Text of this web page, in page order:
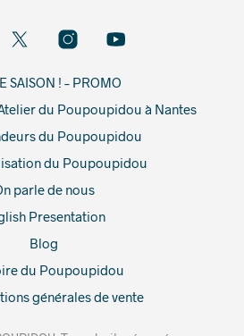
SAISON ! – PROMO
du Poupoupidou à Nantes
du Poupoupidou
du Poupoupidou
parle de nous
Presentation
Blog
du Poupoupidou
générales de vente